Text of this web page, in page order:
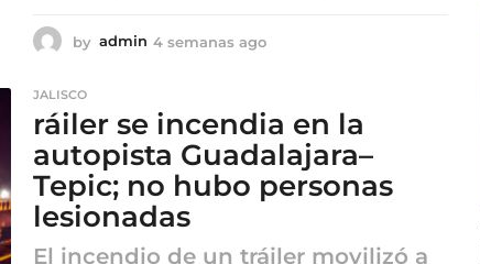
by admin 4 semanas ago
a
n
a
s
o
JALISCO
ráiler se incendia en la
autopista Guadalajara–
Tepic; no hubo personas
lesionadas
El incendio de un tráiler movilizó a